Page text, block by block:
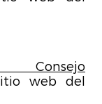
web del